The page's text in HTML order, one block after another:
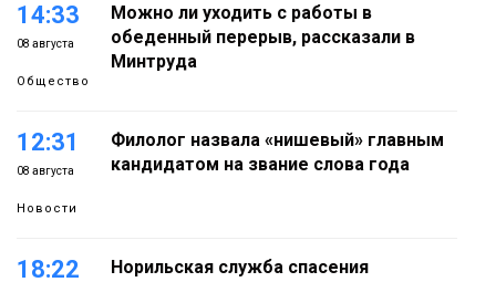
14:33
08 августа
Общество
Можно ли уходить с работы в
обеденный перерыв, рассказали в
Минтруда
12:31
08 августа
Новости
Филолог назвала «нишевый» главным
кандидатом на звание слова года
18:22
Норильская служба спасения